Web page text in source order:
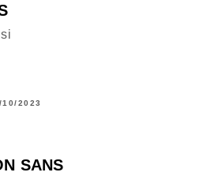
10/2023
SANS